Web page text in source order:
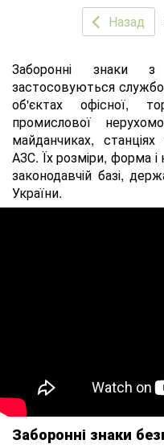
Назад
Заборонні знаки
застосовуються
об'єктах офісної,
промислової
майданчиках, станціях
АЗС. Їх розміри, форма і
законодавчій базі,
України.
Заборонні знаки